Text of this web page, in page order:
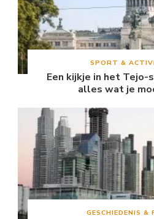
SPORT &
Een kijkje in het Tejo-
alles wat je
GESCHIEDENIS &